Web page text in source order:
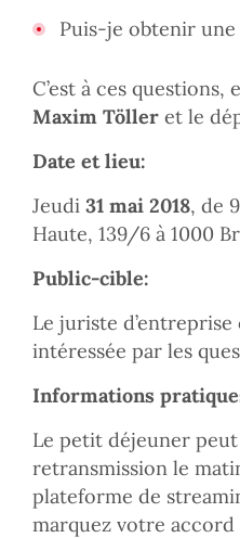
Puis-je obtenir
C’est à ces
Maxim Töller et le
Date et lieu:
Jeudi 31 mai 2018, de
Haute, 139/6 à 1000
Public-cible:
Le juriste
intéressée par les
Informations
Le petit déjeuner peut
retransmission le
plateforme de
marquez votre